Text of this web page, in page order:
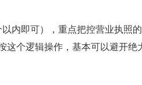
即可），重点把控营业执照
个逻辑操作，基本可以避开绝